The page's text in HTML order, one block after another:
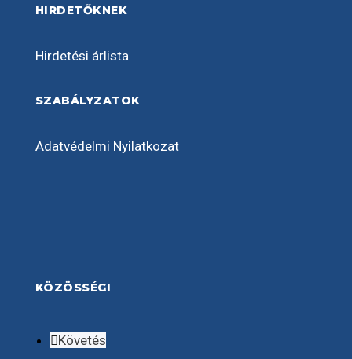
HIRDETŐKNEK
Hirdetési árlista
SZABÁLYZATOK
Adatvédelmi Nyilatkozat
KÖZÖSSÉGI
Követés